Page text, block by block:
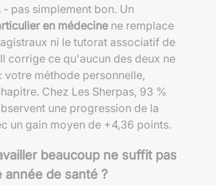
- pas simplement bon. Un
en médecine ne remplace
ni le tutorat associatif de
corrige ce qu'aucun des deux ne
votre méthode personnelle,
Chez Les Sherpas, 93 %
une progression de la
un gain moyen de +4,36 points.
beaucoup ne suffit pas
année de santé ?